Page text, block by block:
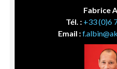
Fabrice
Tél. : +33 (0)6
Email :